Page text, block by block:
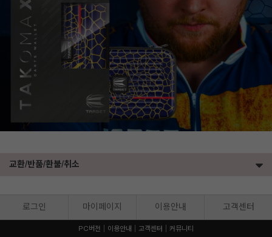
교환/반품/환불/취소
로그인 마이페이지 이용안내 고객센터
PC버전 이용안내 고객센터 커뮤니티